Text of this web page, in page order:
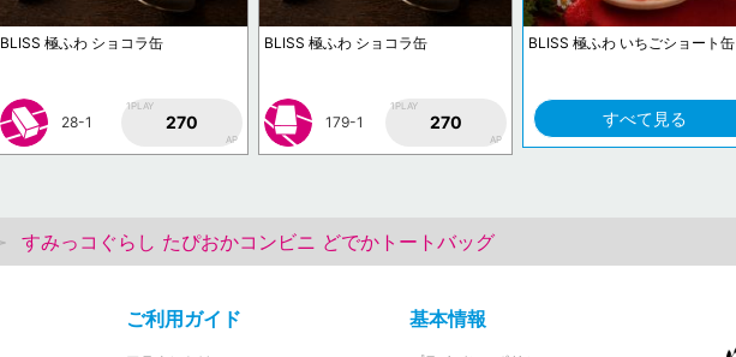
BLISS 極ふわ ショコラ缶
28-1
1PLAY
270
AP
BLISS 極ふわ ショコラ缶
179-1
1PLAY
270
AP
BLISS 極ふわ いちごショート缶
すべて見る
すみっコぐらし たぴおかコンビニ どでかトートバッグ
ご利用ガイド 基本情報